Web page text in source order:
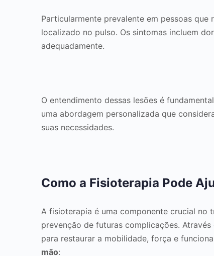
Particularmente prevalente em pessoas
localizado no pulso. Os sintomas incluem
adequadamente.
O entendimento dessas lesões é
uma abordagem personalizada que
suas necessidades.
Como a Fisioterapia Pode
A fisioterapia é uma componente crucial no
prevenção de futuras complicações.
para restaurar a mobilidade, força e
mão: